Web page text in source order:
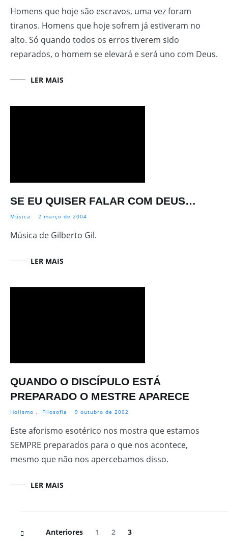
Homens que hoje são escravos, uma vez foram
tiranos. Homens que hoje sofrem já estiveram no
alto. Só quando todos os erros tiverem sido
reparados, o homem se elevará e será uno com Deus.
LER MAIS
SE EU QUISER FALAR COM DEUS…
Música 2 março de 2004
Música de Gilberto Gil.
LER MAIS
QUANDO O DISCÍPULO ESTÁ
PREPARADO O MESTRE APARECE
Holismo , Filosofia 9 outubro de 2002
Este aforismo esotérico nos mostra que estamos
SEMPRE preparados para o que nos acontece,
mesmo que não nos apercebamos disso.
LER MAIS
NavegaçãoAnteriores Página
1 Página
2 Página
3